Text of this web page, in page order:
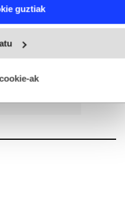
details section
eta zerbitzuak
irakurri
guztiak
ak